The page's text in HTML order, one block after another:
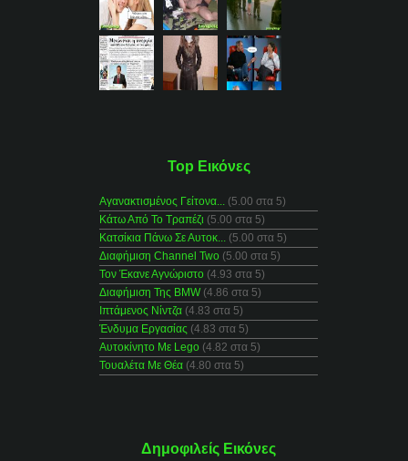
Top Εικόνες
Αγανακτισμένος Γείτονα...
(5.00 στα 5)
Κάτω Από Το Τραπέζι (5.00 στα 5)
Κατσίκια Πάνω Σε Αυτοκ...
(5.00 στα 5)
Διαφήμιση Channel Two (5.00 στα 5)
Τον Έκανε Αγνώριστο (4.93 στα 5)
Διαφήμιση Της BMW(4.86 στα 5)
Ιπτάμενος Νίντζα (4.83 στα 5)
Ένδυμα Εργασίας (4.83 στα 5)
Αυτοκίνητο Με Lego (4.82 στα 5)
Τουαλέτα Με Θέα (4.80 στα 5)
Δημοφιλείς Εικόνες